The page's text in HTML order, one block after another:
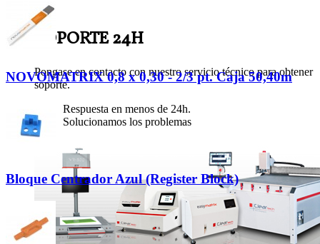
SOPORTE 24H
Pongase en contacto con nuestro servicio técnico para obtener
soporte.
Respuesta en menos de 24h.
Solucionamos los problemas
NOVOMATRIX 0,8 x 0,30 - 2/3 pt. Caja 50,40m
Bloque Centrador Azul (Register Block)